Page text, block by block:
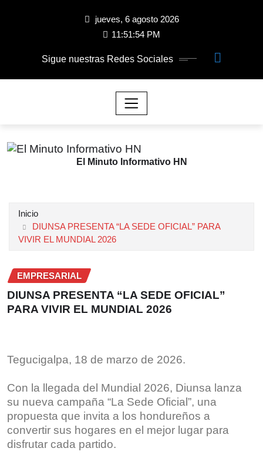
jueves, 6 agosto 2026
11:51:55 PM
Sigue nuestras Redes Sociales
El Minuto Informativo HN
Inicio
DIUNSA PRESENTA “LA SEDE OFICIAL” PARA
VIVIR EL MUNDIAL 2026
EMPRESARIAL
DIUNSA PRESENTA “LA SEDE OFICIAL”
PARA VIVIR EL MUNDIAL 2026
Tegucigalpa, 18 de marzo de 2026.
Con la llegada del Mundial 2026, Diunsa lanza
su nueva campaña “La Sede Oficial”, una
propuesta que invita a los hondureños a
convertir sus hogares en el mejor lugar para
disfrutar cada partido.